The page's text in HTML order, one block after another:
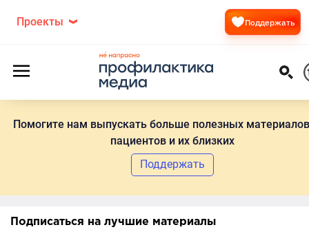
Помогите нам выпускать больше полезных
пациентов и их близких
Поддержать
Проекты Поддержать
Подписаться на лучшие материалы